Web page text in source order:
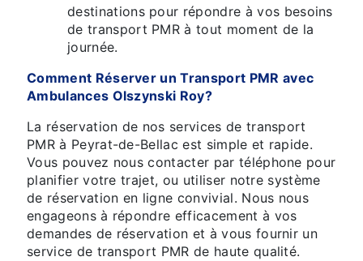
destinations pour répondre à vos besoins
de transport PMR à tout moment de la
journée.
Comment Réserver un Transport PMR avec
Ambulances Olszynski Roy?
La réservation de nos services de transport
PMR à Peyrat-de-Bellac est simple et rapide.
Vous pouvez nous contacter par téléphone pour
planifier votre trajet, ou utiliser notre système
de réservation en ligne convivial. Nous nous
engageons à répondre efficacement à vos
demandes de réservation et à vous fournir un
service de transport PMR de haute qualité.